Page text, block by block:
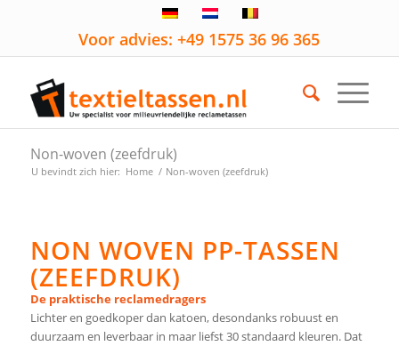
Voor advies: +49 1575 36 96 365
Non-woven (zeefdruk)
U bevindt zich hier: Home / Non-woven (zeefdruk)
NON WOVEN PP-TASSEN
(ZEEFDRUK)
De praktische reclamedragers
Lichter en goedkoper dan katoen, desondanks robuust en
duurzaam en leverbaar in maar liefst 30 standaard kleuren. Dat